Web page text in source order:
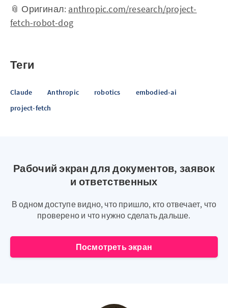
📎 Оригинал: anthropic.com/research/project-
fetch-robot-dog
Теги
Claude Anthropic robotics
embodied-ai
project-fetch
Рабочий экран для документов, заявок
и ответственных
В одном доступе видно, что пришло, кто отвечает, что
проверено и что нужно сделать дальше.
Посмотреть экран